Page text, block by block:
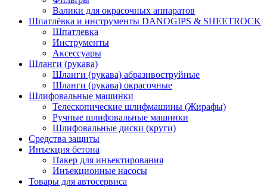
Валики для окрасочных аппаратов
Шпатлёвка и инструменты DANOGIPS & SHEETROCK
Шпатлевка
Инструменты
Аксессуары
Шланги (рукава)
Шланги (рукава) абразивоструйные
Шланги (рукава) окрасочные
Шлифовальные машинки
Телескопические шлифмашины (Жирафы)
Ручные шлифовальные машинки
Шлифовальные диски (круги)
Средства защиты
Инъекция бетона
Пакер для инъектирования
Инъекционные насосы
Товары для автосервиса